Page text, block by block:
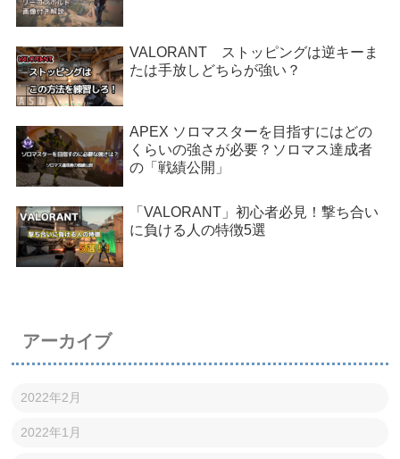
VALORANT ストッピングは逆キーま
たは手放しどちらが強い？
APEX ソロマスターを目指すにはどの
くらいの強さが必要？ソロマス達成者
の「戦績公開」
「VALORANT」初心者必見！撃ち合い
に負ける人の特徴5選
アーカイブ
2022年2月
2022年1月